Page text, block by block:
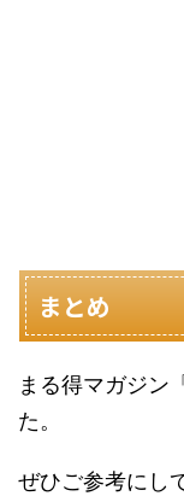
まとめ
まる得マガジン
た。
ぜひご参考にし